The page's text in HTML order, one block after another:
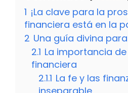
1 ¡La clave para la
financiera está en la
2 Una guía divina
2.1 La importancia
financiera
2.1.1 La fe y las